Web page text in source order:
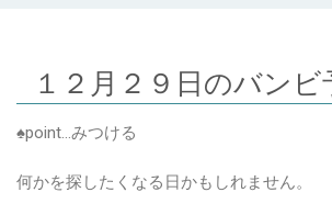
１２月２９日のバンビ
♠point…みつける
何かを探したくなる日かもしれません。